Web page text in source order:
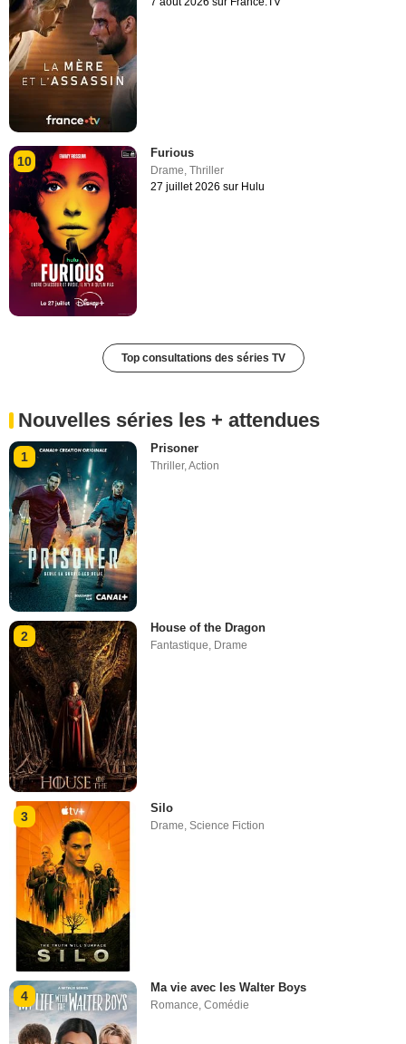
10
Furious
Drame ,Thriller
27 juillet 2026 sur Hulu
Top consultations des séries TV
Nouvelles séries les + attendues
1
Prisoner
Thriller,Action
2
House of the Dragon
Fantastique, Drame
3
Silo
Drame ,Science Fiction
4
Ma vie avec les Walter Boys
Romance,Comédie